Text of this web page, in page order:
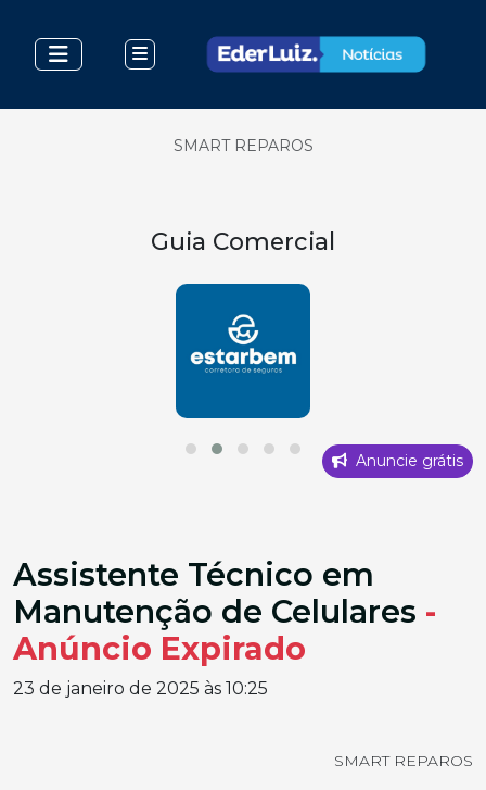
SMART REPAROS
Guia Comercial
Anuncie grátis
Assistente Técnico em
Manutenção de Celulares -
Anúncio Expirado
23 de janeiro de 2025 às 10:25
SMART REPAROS